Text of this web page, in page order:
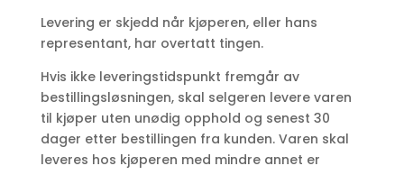
Levering er skjedd når kjøperen, eller hans
representant, har overtatt tingen.
Hvis ikke leveringstidspunkt fremgår av
bestillingsløsningen, skal selgeren levere varen
til kjøper uten unødig opphold og senest 30
dager etter bestillingen fra kunden. Varen skal
leveres hos kjøperen med mindre annet er